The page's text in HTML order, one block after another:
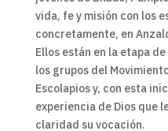
vida, fe y misión con los
concretamente, en
Ellos están en la etapa
los grupos del
Escolapios y, con esta
experiencia de Dios que
claridad su vocación.